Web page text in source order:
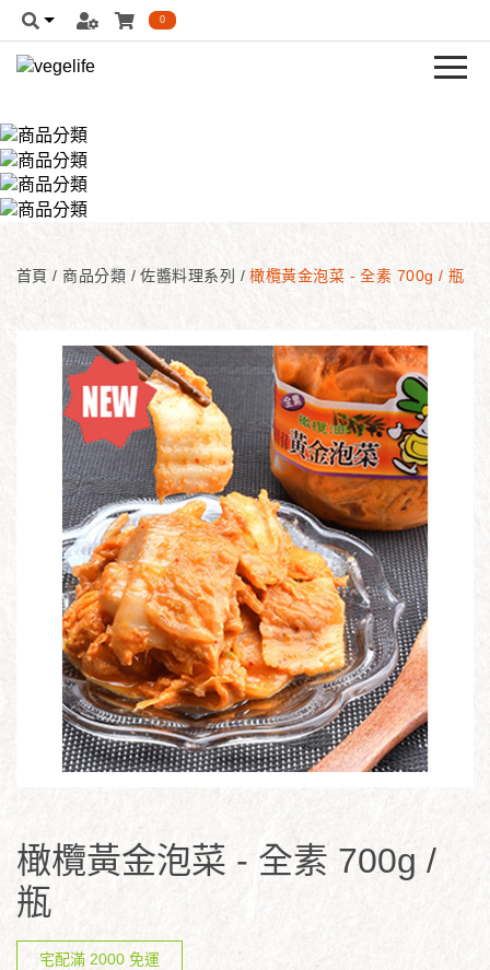
0
首頁/ 商品分類 /佐醬料理系列 / 橄欖黃金泡菜 - 全素 700g / 瓶
橄欖黃金泡菜 - 全素 700g /
瓶
宅配滿 2000 免運